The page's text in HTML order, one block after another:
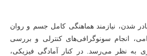
شدن، نیازمند هماهنگی کامل جسم و روان
انجام سونوگرافی‌های کنترلی و بررسی
به نظر می‌رسد. در کنار آمادگی فیزیکی،